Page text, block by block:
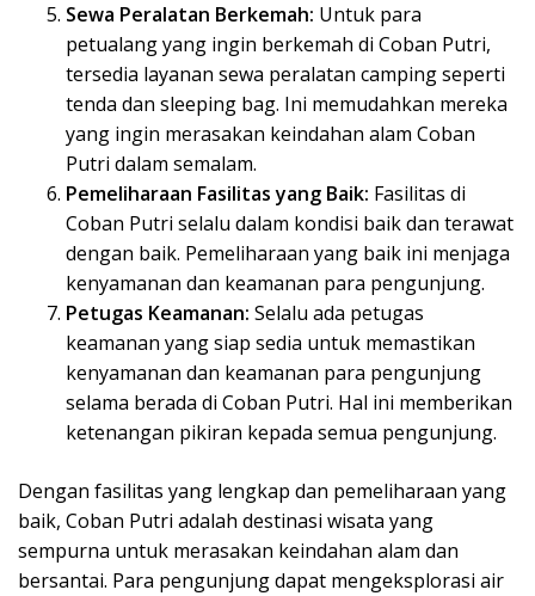
Sewa Peralatan Berkemah: Untuk para
petualang yang ingin berkemah di Coban Putri,
tersedia layanan sewa peralatan camping seperti
tenda dan sleeping bag. Ini memudahkan mereka
yang ingin merasakan keindahan alam Coban
Putri dalam semalam.
Pemeliharaan Fasilitas yang Baik: Fasilitas di
Coban Putri selalu dalam kondisi baik dan terawat
dengan baik. Pemeliharaan yang baik ini menjaga
kenyamanan dan keamanan para pengunjung.
Petugas Keamanan: Selalu ada petugas
keamanan yang siap sedia untuk memastikan
kenyamanan dan keamanan para pengunjung
selama berada di Coban Putri. Hal ini memberikan
ketenangan pikiran kepada semua pengunjung.
Dengan fasilitas yang lengkap dan pemeliharaan yang
baik, Coban Putri adalah destinasi wisata yang
sempurna untuk merasakan keindahan alam dan
bersantai. Para pengunjung dapat mengeksplorasi air